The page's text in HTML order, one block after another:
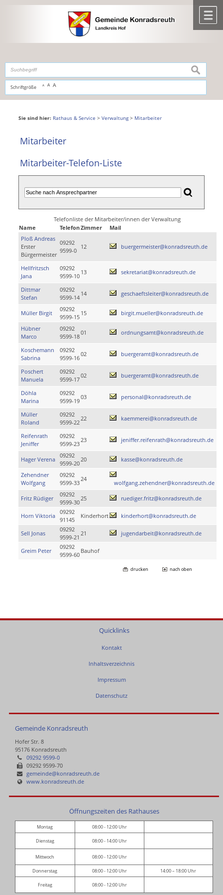
,zur Navigationoderzur Startseitespringen.
Schriftgröße A A A
suchen
Sie sind hier: Rathaus & Service > Verwaltung> Mitarbeiter
Mitarbeiter
Mitarbeiter-Telefon-Liste
Telefonliste der Mitarbeiter/innen der Verwaltung
Name
TelefonZimmer
Mail
Ploß Andreas
Erster
Bürgermeister
09292
9599-0
12 buergermeister@konradsreuth.de
Hellfritzsch
Jana
09292
9599-10
13 sekretariat@konradsreuth.de
Dittmar
Stefan
09292
9599-14
14 geschaeftsleiter@konradsreuth.de
Müller Birgit
09292
9599-15
15 birgit.mueller@konradsreuth.de
Hübner
Marco
09292
9599-18
01 ordnungsamt@konradsreuth.de
Koschemann
Sabrina
09292
9599-16
02 buergeramt@konradsreuth.de
Poschert
Manuela
09292
9599-17
02 buergeramt@konradsreuth.de
Döhla
Marina
09292
9599-19
03 personal@konradsreuth.de
Müller
Roland
09292
9599-22
22 kaemmerei@konradsreuth.de
Reifenrath
Jeniffer
09292
9599-23
23 jeniffer.reifenrath@konradsreuth.de
Hager Verena
09292
9599-20
20 kasse@konradsreuth.de
Zehendner
Wolfgang
09292
9599-33
24
wolfgang.zehendner@konradsreuth.de
Fritz Rüdiger
09292
9599-30
25 ruediger.fritz@konradsreuth.de
Horn Viktoria
09292
91145
Kinderhort kinderhort@konradsreuth.de
Sell Jonas
09292
9599-21
21 jugendarbeit@konradsreuth.de
Greim Peter
09292
9599-60
Bauhof
drucken nach oben
Quicklinks
Kontakt
Inhaltsverzeichnis
Impressum
Datenschutz
Gemeinde Konradsreuth
Hofer Str. 8
95176 Konradsreuth
09292 9599-0
09292 9599-70
gemeinde@konradsreuth.de
www.konradsreuth.de
Öffnungszeiten des Rathauses
Montag 08:00 - 12:00 Uhr
Dienstag 08:00 - 14:00 Uhr
Mittwoch 08:00 - 12:00 Uhr
Donnerstag 08:00 - 12:00 Uhr 14:00 – 18:00 Uhr
Freitag 08:00 - 12:00 Uhr